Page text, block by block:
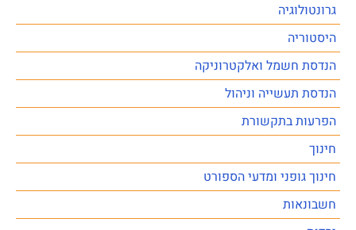
גרונטולוגיה
היסטוריה
הנדסת חשמל ואלקטרוניקה
הנדסת תעשייה וניהול
הפרעות בתקשורת
חינוך
חינוך גופני ומדעי הספורט
חשבונאות